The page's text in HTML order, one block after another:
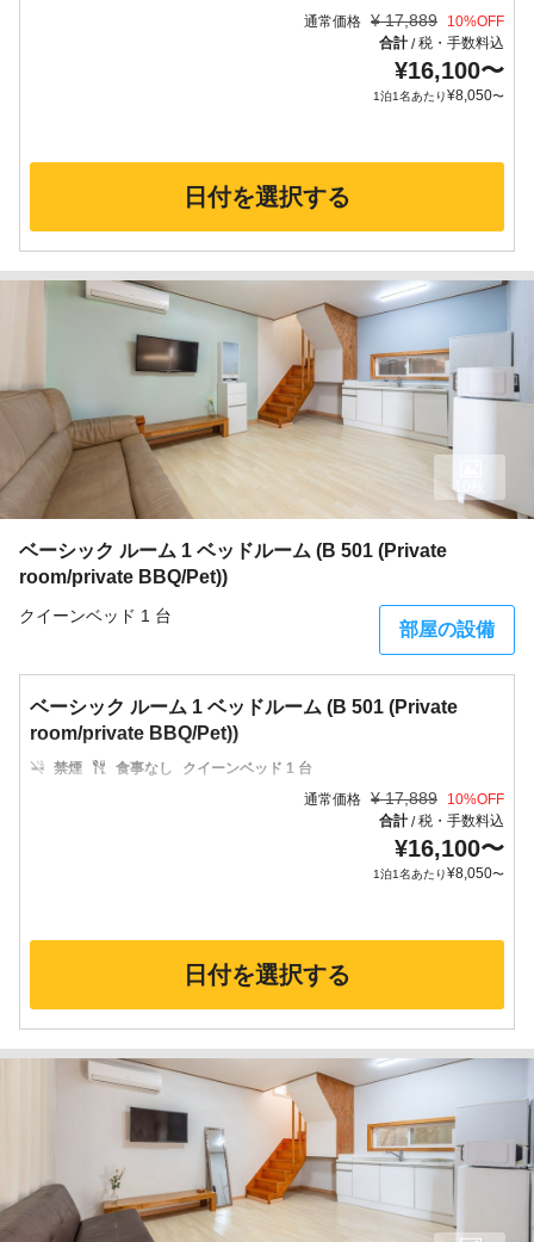
通常価格 ¥ 17,889 10%OFF
合計/税・手数料込
¥16,100〜
1泊1名あたり¥8,050〜
日付を選択する
ベーシック ルーム 1 ベッドルーム (B 501 (Private
room/private BBQ/Pet))
クイーンベッド 1 台
部屋の設備
10枚
ベーシック ルーム 1 ベッドルーム (B 501 (Private
room/private BBQ/Pet))
禁煙 食事なし
クイーンベッド 1 台
通常価格 ¥ 17,889 10%OFF
合計/税・手数料込
¥16,100〜
1泊1名あたり¥8,050〜
日付を選択する